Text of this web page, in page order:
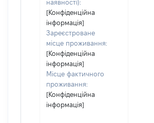
наявності):
[Конфіденційна
інформація]
Зареєстроване
місце проживання:
[Конфіденційна
інформація]
Місце фактичного
проживання:
[Конфіденційна
інформація]